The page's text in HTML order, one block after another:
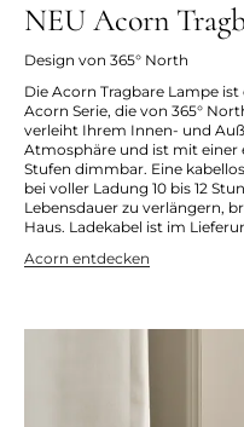
NEU Acorn
Design von 365° North
Die Acorn Tragbare Lampe
Acorn Serie, die von 365°
verleiht Ihrem Innen- und
Atmosphäre und ist mit einer
Stufen dimmbar. Eine
bei voller Ladung 10 bis 12
Lebensdauer zu verlängern,
Haus. Ladekabel ist im
Acorn entdecken